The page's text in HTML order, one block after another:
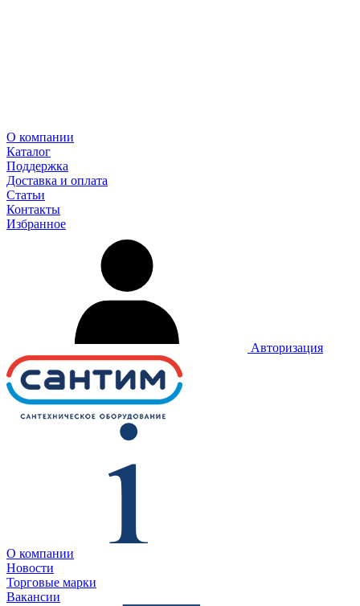
О компании
Каталог
Поддержка
Доставка и оплата
Статьи
Контакты
Избранное
Авторизация
О компании
Новости
Торговые марки
Вакансии